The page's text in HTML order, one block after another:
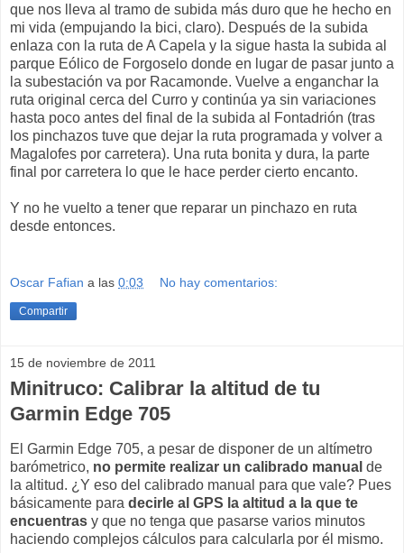
que nos lleva al tramo de subida más duro que he hecho en
mi vida (empujando la bici, claro). Después de la subida
enlaza con la ruta de A Capela y la sigue hasta la subida al
parque Eólico de Forgoselo donde en lugar de pasar junto a
la subestación va por Racamonde. Vuelve a enganchar la
ruta original cerca del Curro y continúa ya sin variaciones
hasta poco antes del final de la subida al Fontadrión (tras
los pinchazos tuve que dejar la ruta programada y volver a
Magalofes por carretera). Una ruta bonita y dura, la parte
final por carretera lo que le hace perder cierto encanto.
Y no he vuelto a tener que reparar un pinchazo en ruta
desde entonces.
Oscar Fafian a las 0:03 No hay comentarios:
Compartir
15 de noviembre de 2011
Minitruco: Calibrar la altitud de tu
Garmin Edge 705
El Garmin Edge 705, a pesar de disponer de un altímetro
barómetrico, no permite realizar un calibrado manual de
la altitud. ¿Y eso del calibrado manual para que vale? Pues
básicamente para decirle al GPS la altitud a la que te
encuentras y que no tenga que pasarse varios minutos
haciendo complejos cálculos para calcularla por él mismo.